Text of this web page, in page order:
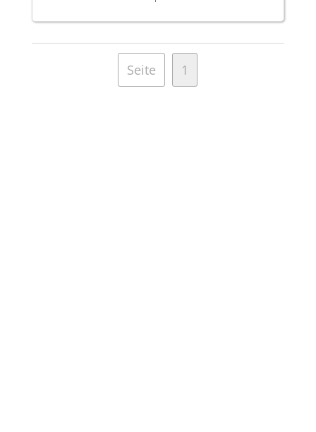
Seite 1